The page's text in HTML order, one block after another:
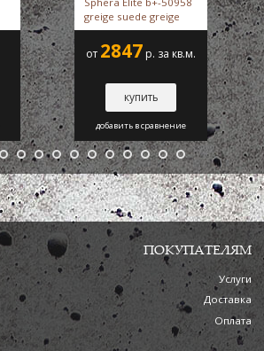
greige suede greige
suede -Forbo
от 2847 р. за кв.м.
купить
добавить в сравнение
ПОКУПАТЕЛЯМ
Услуги
Доставка
Оплата